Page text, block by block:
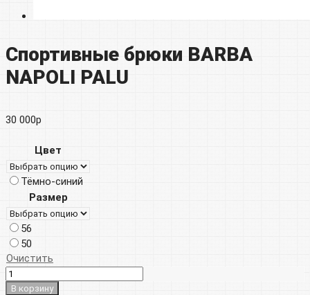
Спортивные брюки BARBA
NAPOLI PALU
30 000р
Цвет
Тёмно-синий
Размер
56
50
Очистить
В корзину